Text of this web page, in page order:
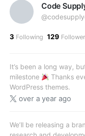
Code
3 Following 129
It’s been a long way,
milestone
Thanks
WordPress themes.
over a year ago
We’ll be releasing a